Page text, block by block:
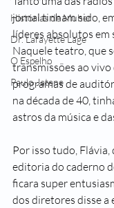
Histórias de Muher
Dr. Lafayette Lage
O Espelho
Paulo Jatene
jornal tinham sido,
líderes absolutos em
Naquele teatro, que
transmissões ao vivo
programas de
na década de 40,
astros da música e
Por isso tudo, Flávia,
editoria do caderno
ficara super
dos diretores disse a